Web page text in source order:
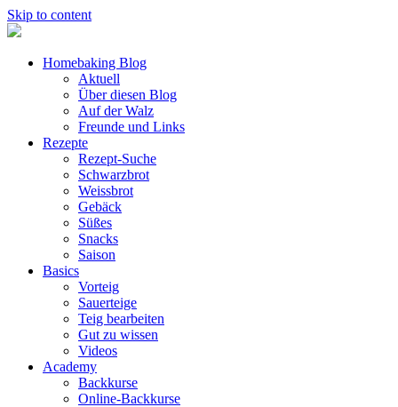
Skip to content
Homebaking Blog
Aktuell
Über diesen Blog
Auf der Walz
Freunde und Links
Rezepte
Rezept-Suche
Schwarzbrot
Weissbrot
Gebäck
Süßes
Snacks
Saison
Basics
Vorteig
Sauerteige
Teig bearbeiten
Gut zu wissen
Videos
Academy
Backkurse
Online-Backkurse